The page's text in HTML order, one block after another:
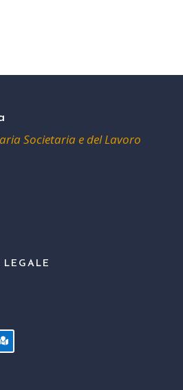
Societaria e del Lavoro
LEGALE